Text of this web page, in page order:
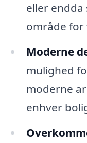
eller
område for
Moderne
mulighed
moderne
enhver